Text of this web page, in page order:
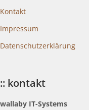
Kontakt
Impressum
Datenschutzerklärung
:: kontakt
wallaby IT-Systems